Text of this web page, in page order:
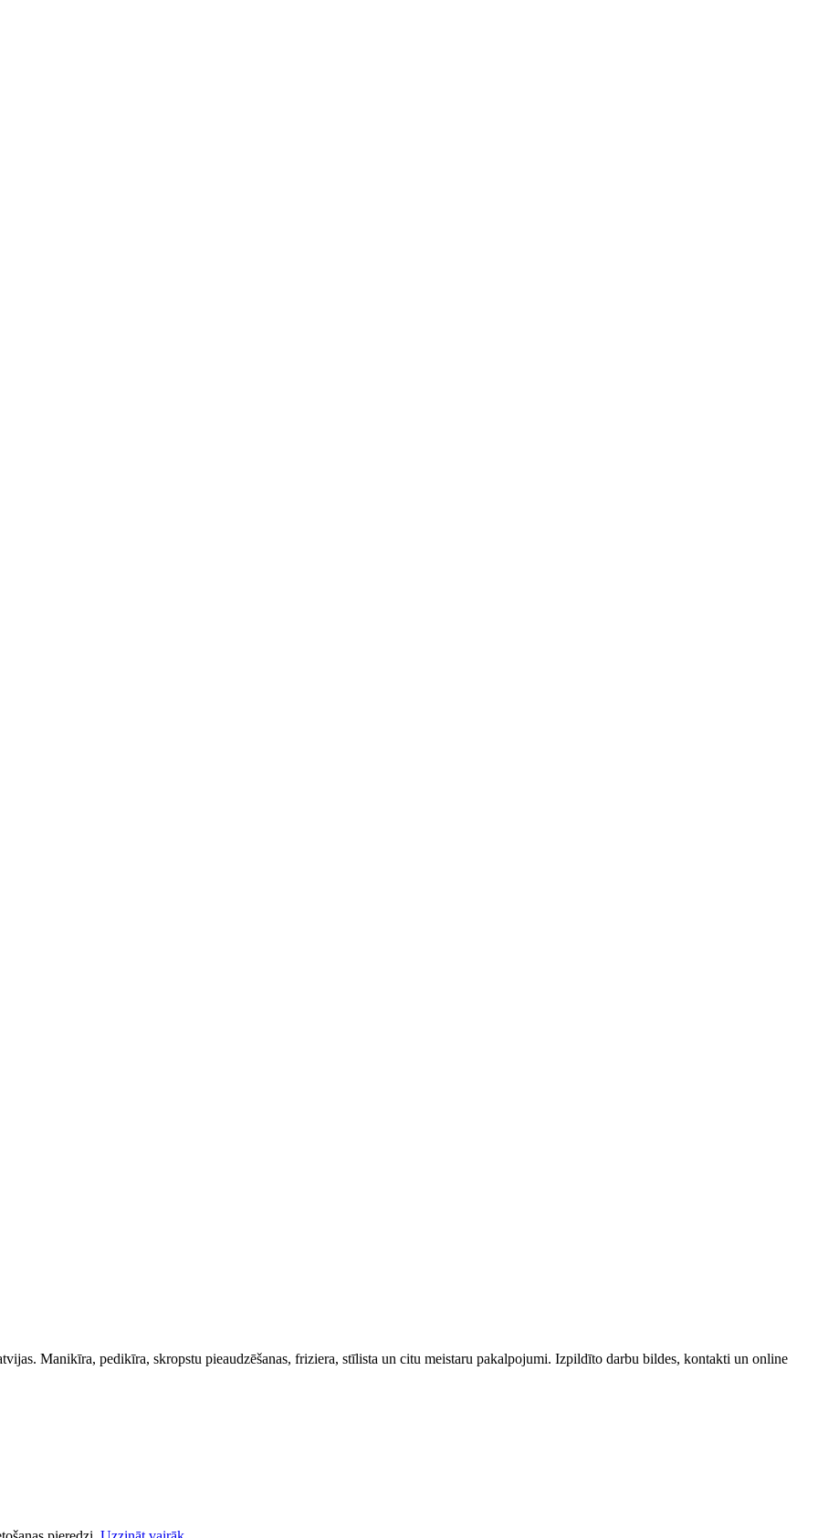
Manikīra, pedikīra, skropstu pieaudzēšanas, friziera, stīlista un citu meistaru pakalpojumi. Izpildīto darbu bildes, kontakti un online